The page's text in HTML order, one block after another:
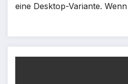
eine Desktop-Variante.